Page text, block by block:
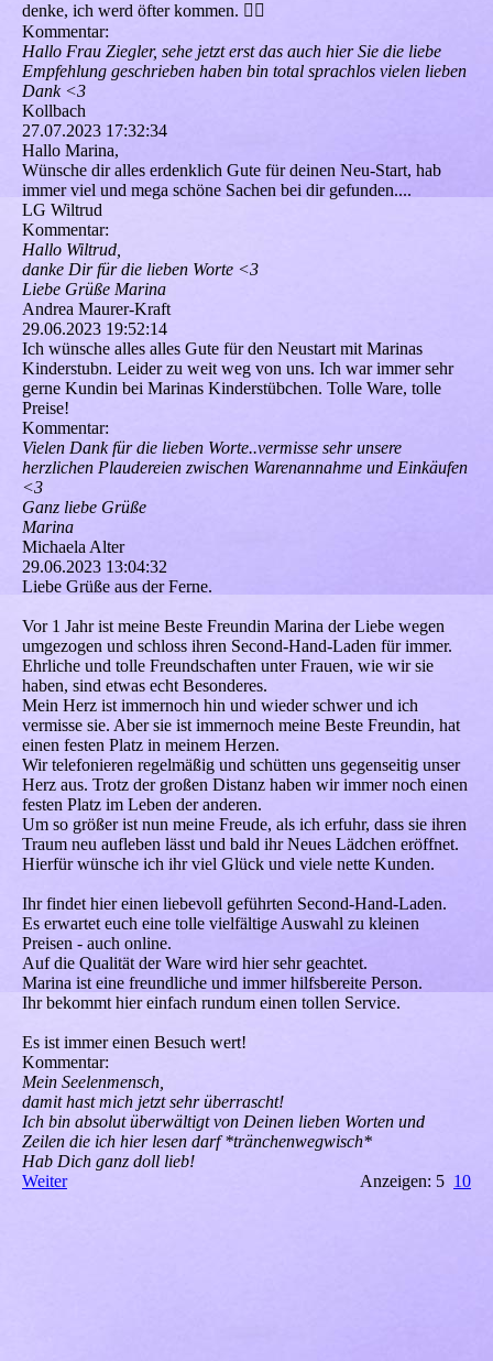
denke, ich werd öfter kommen. 👍🏻
Kommentar:
Hallo Frau Ziegler, sehe jetzt erst das auch hier Sie die liebe
Empfehlung geschrieben haben bin total sprachlos vielen lieben
Dank <3
Kollbach
27.07.2023 17:32:34
Hallo Marina,
Wünsche dir alles erdenklich Gute für deinen Neu-Start, hab
immer viel und mega schöne Sachen bei dir gefunden....
LG Wiltrud
Kommentar:
Hallo Wiltrud,
danke Dir für die lieben Worte <3
Liebe Grüße Marina
Andrea Maurer-Kraft
29.06.2023 19:52:14
Ich wünsche alles alles Gute für den Neustart mit Marinas
Kinderstubn. Leider zu weit weg von uns. Ich war immer sehr
gerne Kundin bei Marinas Kinderstübchen. Tolle Ware, tolle
Preise!
Kommentar:
Vielen Dank für die lieben Worte..vermisse sehr unsere
herzlichen Plaudereien zwischen Warenannahme und Einkäufen
<3
Ganz liebe Grüße
Marina
Michaela Alter
29.06.2023 13:04:32
Liebe Grüße aus der Ferne.
Vor 1 Jahr ist meine Beste Freundin Marina der Liebe wegen
umgezogen und schloss ihren Second-Hand-Laden für immer.
Ehrliche und tolle Freundschaften unter Frauen, wie wir sie
haben, sind etwas echt Besonderes.
Mein Herz ist immernoch hin und wieder schwer und ich
vermisse sie. Aber sie ist immernoch meine Beste Freundin, hat
einen festen Platz in meinem Herzen.
Wir telefonieren regelmäßig und schütten uns gegenseitig unser
Herz aus. Trotz der großen Distanz haben wir immer noch einen
festen Platz im Leben der anderen.
Um so größer ist nun meine Freude, als ich erfuhr, dass sie ihren
Traum neu aufleben lässt und bald ihr Neues Lädchen eröffnet.
Hierfür wünsche ich ihr viel Glück und viele nette Kunden.
Ihr findet hier einen liebevoll geführten Second-Hand-Laden.
Es erwartet euch eine tolle vielfältige Auswahl zu kleinen
Preisen - auch online.
Auf die Qualität der Ware wird hier sehr geachtet.
Marina ist eine freundliche und immer hilfsbereite Person.
Ihr bekommt hier einfach rundum einen tollen Service.
Es ist immer einen Besuch wert!
Kommentar:
Mein Seelenmensch,
damit hast mich jetzt sehr überrascht!
Ich bin absolut überwältigt von Deinen lieben Worten und
Zeilen die ich hier lesen darf *tränchenwegwisch*
Hab Dich ganz doll lieb!
Weiter
Anzeigen: 5 10